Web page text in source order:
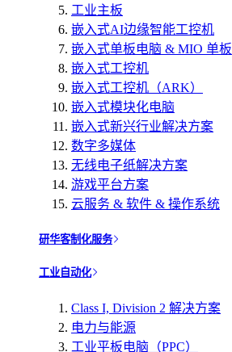
工业主板
嵌入式AI边缘智能工控机
嵌入式单板电脑 & MIO 单板
嵌入式工控机
嵌入式工控机（ARK）
嵌入式模块化电脑
嵌入式新兴行业解决方案
数字多媒体
无线电子纸解决方案
游戏平台方案
云服务 & 软件 & 操作系统
研华客制化服务
工业自动化
Class I, Division 2 解决方案
电力与能源
工业平板电脑（PPC）